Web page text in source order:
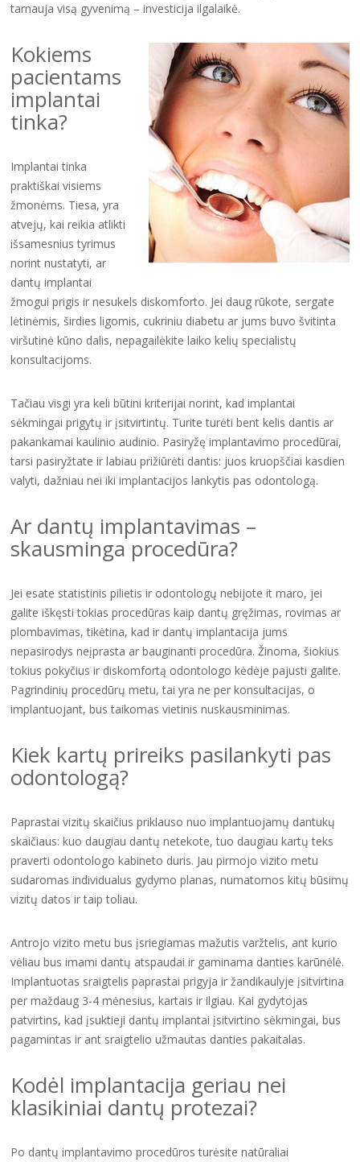
tarnauja visą gyvenimą – investicija ilgalaikė.
Kokiems
pacientams
implantai
tinka?
Implantai tinka
praktiškai visiems
žmonėms. Tiesa, yra
atvejų, kai reikia atlikti
išsamesnius tyrimus
norint nustatyti, ar
dantų implantai
žmogui prigis ir nesukels diskomforto. Jei daug rūkote, sergate
lėtinėmis, širdies ligomis, cukriniu diabetu ar jums buvo švitinta
viršutinė kūno dalis, nepagailėkite laiko kelių specialistų
konsultacijoms.
Tačiau visgi yra keli būtini kriterijai norint, kad implantai
sėkmingai prigytų ir įsitvirtintų. Turite turėti bent kelis dantis ar
pakankamai kaulinio audinio. Pasiryžę implantavimo procedūrai,
tarsi pasiryžtate ir labiau prižiūrėti dantis: juos kruopščiai kasdien
valyti, dažniau nei iki implantacijos lankytis pas odontologą.
Ar dantų implantavimas –
skausminga procedūra?
Jei esate statistinis pilietis ir odontologų nebijote it maro, jei
galite iškęsti tokias procedūras kaip dantų gręžimas, rovimas ar
plombavimas, tikėtina, kad ir dantų implantacija jums
nepasirodys neįprasta ar bauginanti procedūra. Žinoma, šiokius
tokius pokyčius ir diskomfortą odontologo kėdėje pajusti galite.
Pagrindinių procedūrų metu, tai yra ne per konsultacijas, o
implantuojant, bus taikomas vietinis nuskausminimas.
Kiek kartų prireiks pasilankyti pas
odontologą?
Paprastai vizitų skaičius priklauso nuo implantuojamų dantukų
skaičiaus: kuo daugiau dantų netekote, tuo daugiau kartų teks
praverti odontologo kabineto duris. Jau pirmojo vizito metu
sudaromas individualus gydymo planas, numatomos kitų būsimų
vizitų datos ir taip toliau.
Antrojo vizito metu bus įsriegiamas mažutis varžtelis, ant kurio
vėliau bus imami dantų atspaudai ir gaminama danties karūnėlė.
Implantuotas sraigtelis paprastai prigyja ir žandikaulyje įsitvirtina
per maždaug 3-4 mėnesius, kartais ir ilgiau. Kai gydytojas
patvirtins, kad įsuktieji dantų implantai įsitvirtino sėkmingai, bus
pagamintas ir ant sraigtelio užmautas danties pakaitalas.
Kodėl implantacija geriau nei
klasikiniai dantų protezai?
Po dantų implantavimo procedūros turėsite natūraliai